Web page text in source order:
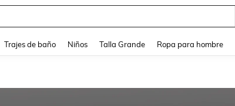
Trajes de baño Niños Talla Grande Ropa para hombre